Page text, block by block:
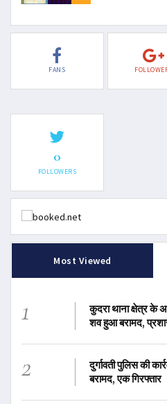
FANS
0
FOLLOWERS
Most Viewed
1
कुदरा थाना क्षेत्र के
शव हुआ बरामद,
2
दुर्गावती पुलिस की
बरामद, एक गिरफ्तार